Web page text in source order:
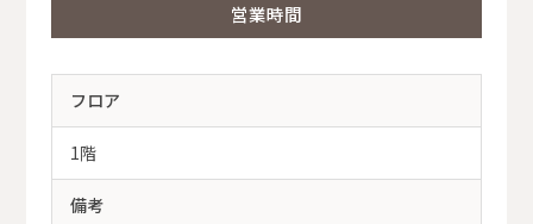
営業時間
フロア
1階
備考